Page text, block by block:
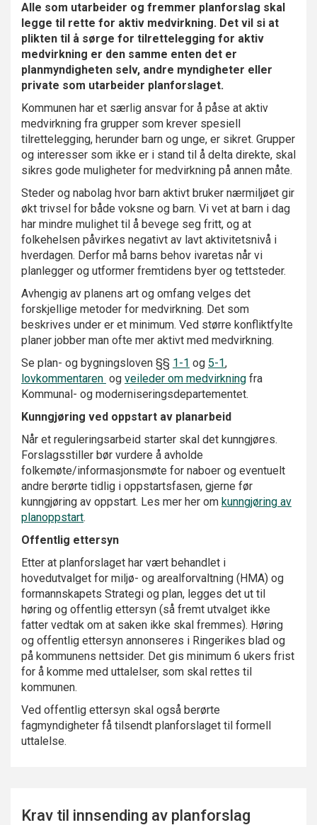
Alle som utarbeider og fremmer planforslag skal
legge til rette for aktiv medvirkning. Det vil si at
plikten til å sørge for tilrettelegging for aktiv
medvirkning er den samme enten det er
planmyndigheten selv, andre myndigheter eller
private som utarbeider planforslaget.
Kommunen har et særlig ansvar for å påse at aktiv
medvirkning fra grupper som krever spesiell
tilrettelegging, herunder barn og unge, er sikret. Grupper
og interesser som ikke er i stand til å delta direkte, skal
sikres gode muligheter for medvirkning på annen måte.
Steder og nabolag hvor barn aktivt bruker nærmiljøet gir
økt trivsel for både voksne og barn. Vi vet at barn i dag
har mindre mulighet til å bevege seg fritt, og at
folkehelsen påvirkes negativt av lavt aktivitetsnivå i
hverdagen. Derfor må barns behov ivaretas når vi
planlegger og utformer fremtidens byer og tettsteder.
Avhengig av planens art og omfang velges det
forskjellige metoder for medvirkning. Det som
beskrives under er et minimum. Ved større konfliktfylte
planer jobber man ofte mer aktivt med medvirkning.
Se plan- og bygningsloven §§ 1-1 og 5-1,
lovkommentaren og veileder om medvirkning fra
Kommunal- og moderniseringsdepartementet.
Kunngjøring ved oppstart av planarbeid
Når et reguleringsarbeid starter skal det kunngjøres.
Forslagsstiller bør vurdere å avholde
folkemøte/informasjonsmøte for naboer og eventuelt
andre berørte tidlig i oppstartsfasen, gjerne før
kunngjøring av oppstart. Les mer her om kunngjøring av
planoppstart.
Offentlig ettersyn
Etter at planforslaget har vært behandlet i
hovedutvalget for miljø- og arealforvaltning (HMA) og
formannskapets Strategi og plan, legges det ut til
høring og offentlig ettersyn (så fremt utvalget ikke
fatter vedtak om at saken ikke skal fremmes). Høring
og offentlig ettersyn annonseres i Ringerikes blad og
på kommunens nettsider. Det gis minimum 6 ukers frist
for å komme med uttalelser, som skal rettes til
kommunen.
Ved offentlig ettersyn skal også berørte
fagmyndigheter få tilsendt planforslaget til formell
uttalelse.
Krav til innsending av planforslag